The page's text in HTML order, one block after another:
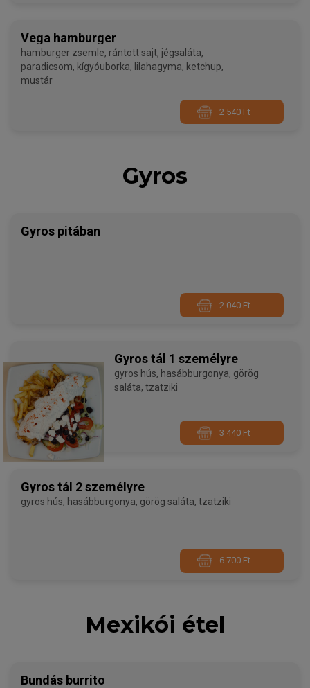
Vega hamburger
hamburger zsemle, rántott sajt, jégsaláta,
paradicsom, kígyóuborka, lilahagyma, ketchup,
mustár
2 540 Ft
Gyros
Gyros pitában
2 040 Ft
Gyros tál 1 személyre
gyros hús, hasábburgonya, görög
saláta, tzatziki
3 440 Ft
Gyros tál 2 személyre
gyros hús, hasábburgonya, görög saláta, tzatziki
6 700 Ft
Mexikói étel
Bundás burrito